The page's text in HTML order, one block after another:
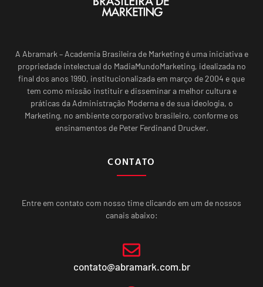
A Abramark – Academia Brasileira de Marketing é uma iniciativa e
propriedade intelectual do MadiaMundoMarketing, idealizada no
final dos anos 1990, institucionalizada em março de 2004 e que
tem como missão instituir e disseminar a melhor cultura e
práticas da Administração Moderna e de sua ideologia, o
Marketing, no ambiente corporativo brasileiro, conforme os
ensinamentos de Peter Ferdinand Drucker.
CONTATO
Entre em contato com nosso time clicando em um de nossos
canais abaixo:
contato@abramark.com.br